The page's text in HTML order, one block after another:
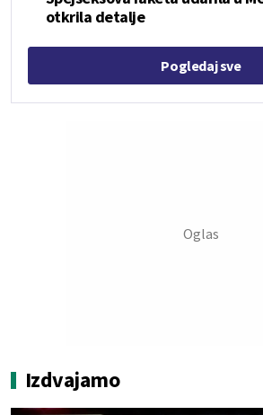
otkrila detalje
Pogledaj sve
Izdvajamo